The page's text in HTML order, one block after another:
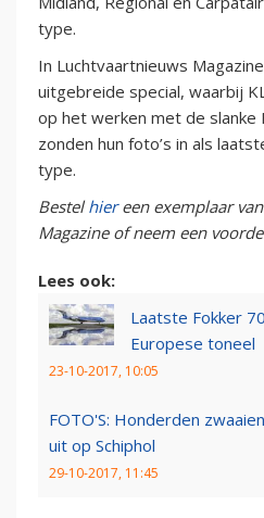
type.
In Luchtvaartnieuws
uitgebreide special, waarbij
op het werken met de slanke
zonden hun foto’s in als
type.
Bestelhiereen exemplaar
Magazine of neem een
Lees ook:
Laatste Fokker
Europese toneel
23-10-2017, 10:05
FOTO'S: Honderden
uit op Schiphol
29-10-2017, 11:45